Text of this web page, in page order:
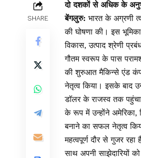
SHARE
दो दशकों से अधिक के अनुभव
बेंगलुरु: भारत के अग्रणी
की घोषणा की। इस
विकास, उत्पाद श्रेणी
गौतम स्वरूप के पास
की शुरुआत मैकिन्से एंड
नेतृत्व किया। इसके बाद
डॉलर के राजस्व तक
के रूप में उन्होंने अमेरिका,
बनाने का सफल नेतृत्व
महत्वपूर्ण दौर से गुजर
साथ अपनी साझेदारियों